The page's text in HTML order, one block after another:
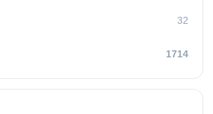
32
1714